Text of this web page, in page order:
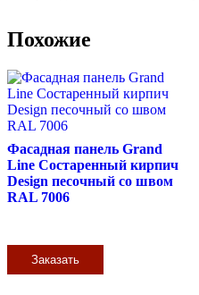
Похожие
Фасадная панель Grand
Line Состаренный кирпич
Design песочный со швом
RAL 7006
Заказать